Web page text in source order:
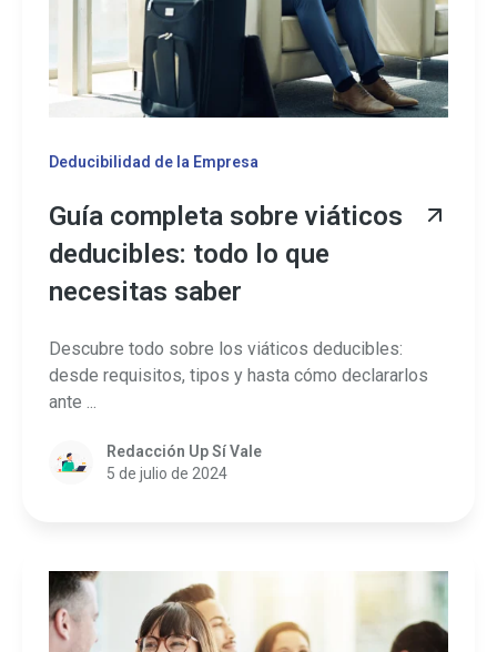
Deducibilidad de la Empresa
Guía completa sobre viáticos
deducibles: todo lo que
necesitas saber
Descubre todo sobre los viáticos deducibles:
desde requisitos, tipos y hasta cómo declararlos
ante ...
Redacción Up Sí Vale
5 de julio de 2024